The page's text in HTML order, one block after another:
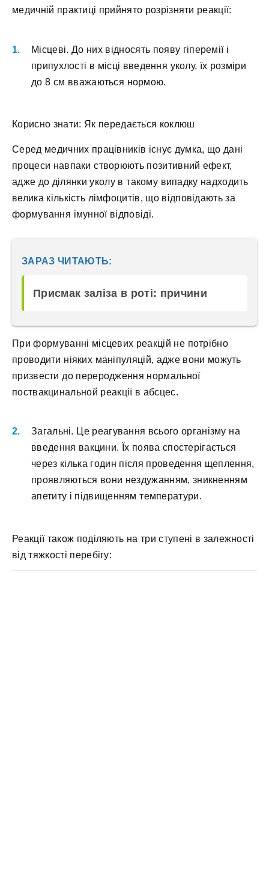
медичній практиці прийнято розрізняти реакції:
Місцеві. До них відносять появу гіперемії і
припухлості в місці введення уколу, їх розміри
до 8 см вважаються нормою.
Корисно знати: Як передається коклюш
Серед медичних працівників існує думка, що дані
процеси навпаки створюють позитивний ефект,
адже до ділянки уколу в такому випадку надходить
велика кількість лімфоцитів, що відповідають за
формування імунної відповіді.
ЗАРАЗ ЧИТАЮТЬ:
Присмак заліза в роті: причини
При формуванні місцевих реакцій не потрібно
проводити ніяких маніпуляцій, адже вони можуть
призвести до переродження нормальної
поствакцинальной реакції в абсцес.
Загальні. Це реагування всього організму на
введення вакцини. Їх поява спостерігається
через кілька годин після проведення щеплення,
проявляються вони нездужанням, зникненням
апетиту і підвищенням температури.
Реакції також поділяють на три ступені в залежності
від тяжкості перебігу: